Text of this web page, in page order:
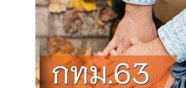
options
may
be
chosen
on